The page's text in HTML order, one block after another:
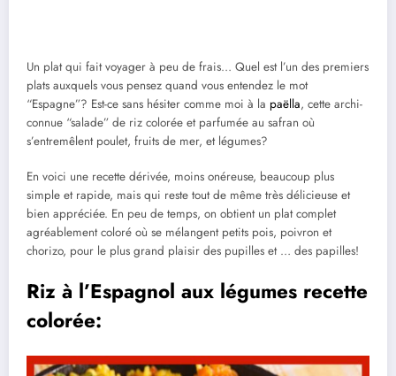
Un plat qui fait voyager à peu de frais… Quel est l’un des premiers
plats auxquels vous pensez quand vous entendez le mot
“Espagne”? Est-ce sans hésiter comme moi à la paëlla, cette archi-
connue “salade” de riz colorée et parfumée au safran où
s’entremêlent poulet, fruits de mer, et légumes?
En voici une recette dérivée, moins onéreuse, beaucoup plus
simple et rapide, mais qui reste tout de même très délicieuse et
bien appréciée. En peu de temps, on obtient un plat complet
agréablement coloré où se mélangent petits pois, poivron et
chorizo, pour le plus grand plaisir des pupilles et … des papilles!
Riz à l’Espagnol aux légumes recette
colorée: